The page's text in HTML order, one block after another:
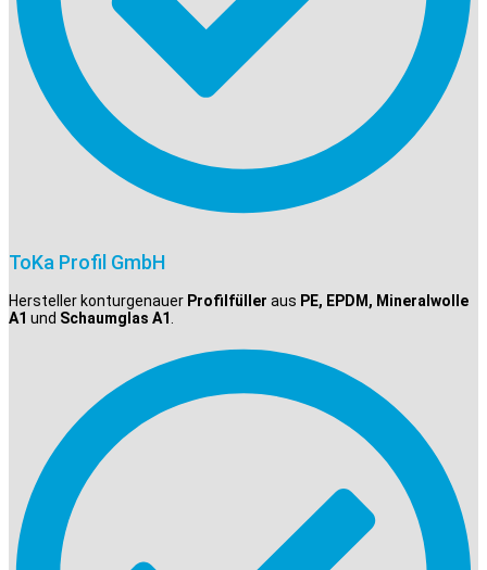
ToKa Profil GmbH
Hersteller konturgenauer Profilfüller aus PE, EPDM, Mineralwolle
A1 und Schaumglas A1.